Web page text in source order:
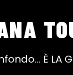
È LA